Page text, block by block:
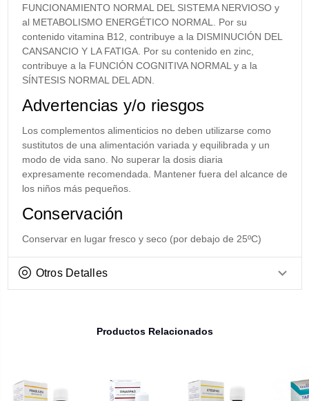
FUNCIONAMIENTO NORMAL DEL SISTEMA NERVIOSO y
al METABOLISMO ENERGÉTICO NORMAL. Por su
contenido vitamina B12, contribuye a la DISMINUCIÓN DEL
CANSANCIO Y LA FATIGA. Por su contenido en zinc,
contribuye a la FUNCIÓN COGNITIVA NORMAL y a la
SÍNTESIS NORMAL DEL ADN.
Advertencias y/o riesgos
Los complementos alimenticios no deben utilizarse como
sustitutos de una alimentación variada y equilibrada y un
modo de vida sano. No superar la dosis diaria
expresamente recomendada. Mantener fuera del alcance de
los niños más pequeños.
Conservación
Conservar en lugar fresco y seco (por debajo de 25ºC)
Otros Detalles
Productos Relacionados